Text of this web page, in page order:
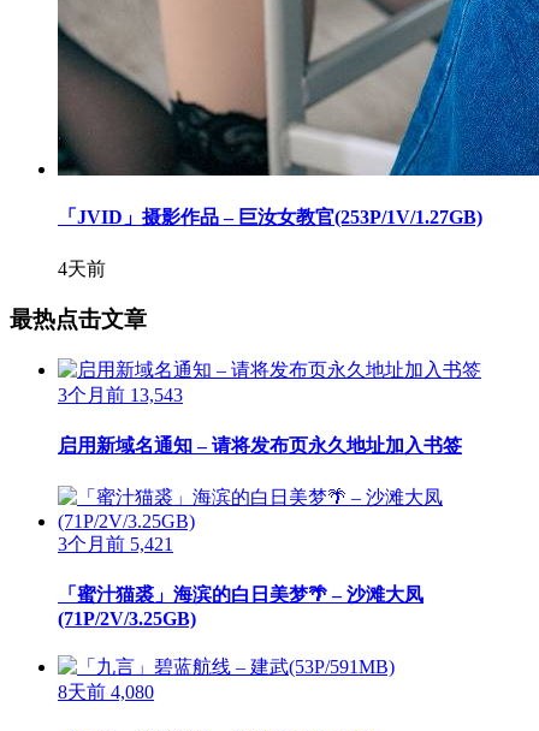
「JVID」摄影作品 – 巨汝女教官(253P/1V/1.27GB)
4天前
最热点击文章
3个月前 13,543
启用新域名通知 – 请将发布页永久地址加入书签
3个月前 5,421
「蜜汁猫裘」海滨的白日美梦🌴 – 沙滩大凤
(71P/2V/3.25GB)
8天前 4,080